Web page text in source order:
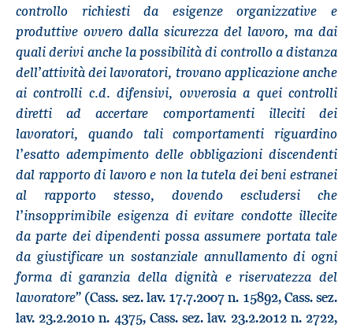
controllo richiesti da esigenze organizzative e
produttive ovvero dalla sicurezza del lavoro, ma dai
quali derivi anche la possibilità di controllo a distanza
dell’attività dei lavoratori, trovano applicazione anche
ai controlli c.d. difensivi, ovverosia a quei controlli
diretti ad accertare comportamenti illeciti dei
lavoratori, quando tali comportamenti riguardino
l’esatto adempimento delle obbligazioni discendenti
dal rapporto di lavoro e non la tutela dei beni estranei
al rapporto stesso, dovendo escludersi che
l’insopprimibile esigenza di evitare condotte illecite
da parte dei dipendenti possa assumere portata tale
da giustificare un sostanziale annullamento di ogni
forma di garanzia della dignità e riservatezza del
lavoratore” (Cass. sez. lav. 17.7.2007 n. 15892, Cass. sez.
lav. 23.2.2010 n. 4375, Cass. sez. lav. 23.2.2012 n. 2722,